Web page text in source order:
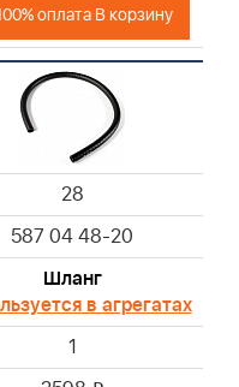
оплата В корзину
28
587 04 48-20
Шланг
в агрегатах
1